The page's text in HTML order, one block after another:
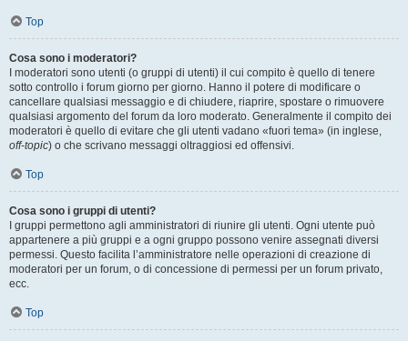
Top
Cosa sono i moderatori?
I moderatori sono utenti (o gruppi di utenti) il cui compito è quello di tenere
sotto controllo i forum giorno per giorno. Hanno il potere di modificare o
cancellare qualsiasi messaggio e di chiudere, riaprire, spostare o rimuovere
qualsiasi argomento del forum da loro moderato. Generalmente il compito dei
moderatori è quello di evitare che gli utenti vadano «fuori tema» (in inglese,
off-topic) o che scrivano messaggi oltraggiosi ed offensivi.
Top
Cosa sono i gruppi di utenti?
I gruppi permettono agli amministratori di riunire gli utenti. Ogni utente può
appartenere a più gruppi e a ogni gruppo possono venire assegnati diversi
permessi. Questo facilita l’amministratore nelle operazioni di creazione di
moderatori per un forum, o di concessione di permessi per un forum privato,
ecc.
Top